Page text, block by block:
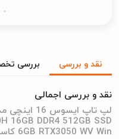
نقد و بررسی بررسی
نقد و بررسی اجمالی
16GB DDR4 512GB SSD
6GB RTX3050 WV Win کاستوم